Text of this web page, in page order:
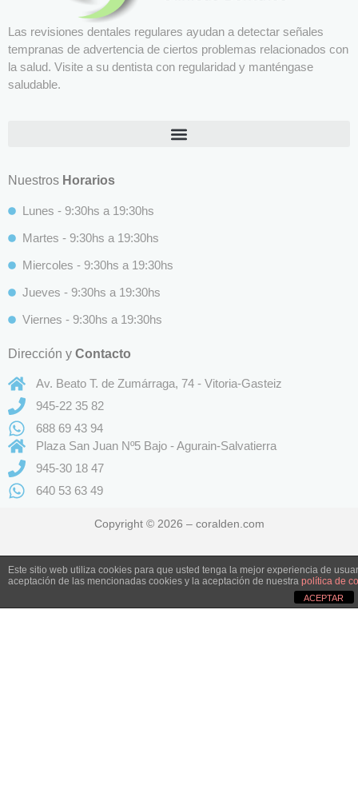
Las revisiones dentales regulares ayudan a detectar señales
tempranas de advertencia de ciertos problemas relacionados con
la salud. Visite a su dentista con regularidad y manténgase
saludable.
Nuestros Horarios
Lunes - 9:30hs a 19:30hs
Martes - 9:30hs a 19:30hs
Miercoles - 9:30hs a 19:30hs
Jueves - 9:30hs a 19:30hs
Viernes - 9:30hs a 19:30hs
Dirección y Contacto
Av. Beato T. de Zumárraga, 74 - Vitoria-Gasteiz
945-22 35 82
688 69 43 94
Plaza San Juan Nº5 Bajo - Agurain-Salvatierra
945-30 18 47
640 53 63 49
Copyright © 2026 – coralden.com
Este sitio web utiliza cookies para que usted tenga la mejor experiencia de
aceptación de las mencionadas cookies y la aceptación de nuestra política de
ACEPTAR